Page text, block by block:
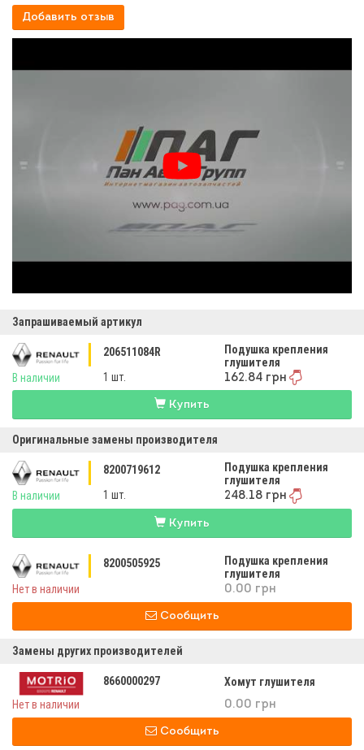
Добавить отзыв
Запрашиваемый артикул
206511084R
Подушка крепления
глушителя
В наличии
1 шт. 162.84 грн
Купить
Оригинальные замены производителя
8200719612
Подушка крепления
глушителя
В наличии
1 шт. 248.18 грн
Купить
8200505925
Подушка крепления
глушителя
Нет в наличии
0.00 грн
Сообщить
Замены других производителей
8660000297
Хомут глушителя
Нет в наличии
0.00 грн
Сообщить